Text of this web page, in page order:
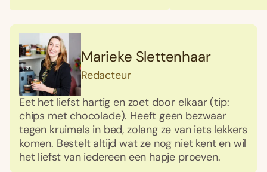
Marieke Slettenhaar
Redacteur
Eet het liefst hartig en zoet door elkaar (tip:
chips met chocolade). Heeft geen bezwaar
tegen kruimels in bed, zolang ze van iets lekkers
komen. Bestelt altijd wat ze nog niet kent en wil
het liefst van iedereen een hapje proeven.